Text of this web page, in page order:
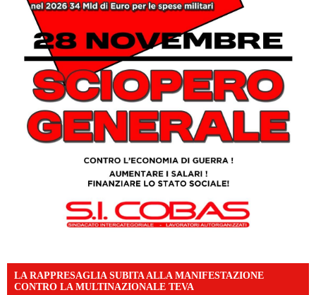
LA RAPPRESAGLIA SUBITA ALLA MANIFESTAZIONE
CONTRO LA MULTINAZIONALE TEVA